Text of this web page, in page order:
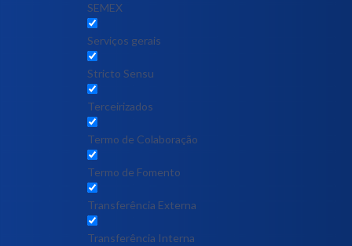
SEMEX
Serviços gerais
Stricto Sensu
Terceirizados
Termo de Colaboração
Termo de Fomento
Transferência Externa
Transferência Interna